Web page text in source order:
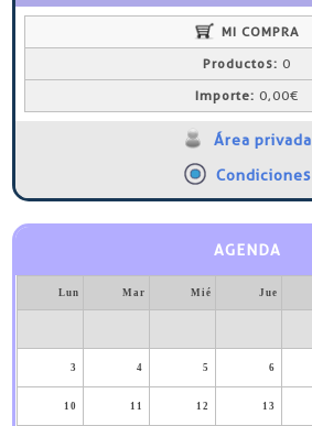
MI COMPRA
Productos: 0
Importe: 0,00€
Área privada
Condiciones
AGENDA
Lun Mar Mié Jue
3 4 5 6
10 11 12 13